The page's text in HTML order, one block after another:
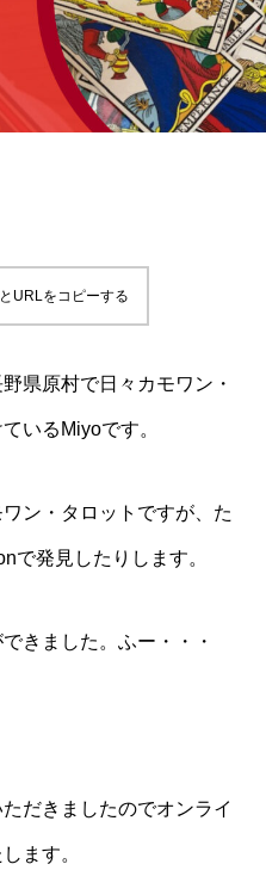
URLをコピーする
県原村で日々カモワン・
いるMiyoです。
ン・タロットですが、た
で発見したりします。
きました。ふー・・・
だきましたのでオンライ
ます。